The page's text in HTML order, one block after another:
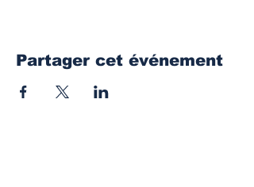
Partager cet événement